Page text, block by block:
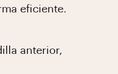
eficiente.
anterior,